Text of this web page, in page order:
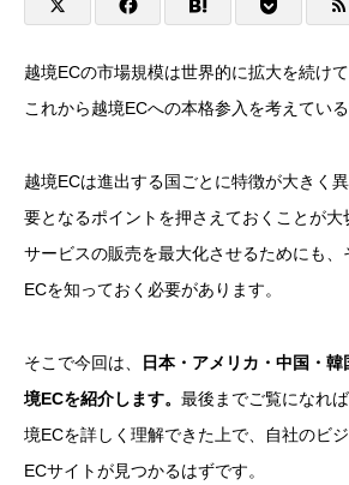
越境ECの市場規模は世界的に拡大を続け
これから越境ECへの本格参入を考えてい
越境ECは進出する国ごとに特徴が大きく
要となるポイントを押さえておくことが大
サービスの販売を最大化させるためにも
ECを知っておく必要があります。
そこで今回は、
日本・アメリカ・中国・
境ECを紹介します。 最後までご覧になれ
境ECを詳しく理解できた上で、自社のビ
ECサイトが見つかるはずです。